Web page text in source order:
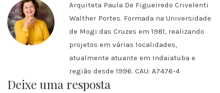
Arquiteta Paula De Figueiredo Crivelenti
Walther Portes. Formada na Universidade
de Mogi das Cruzes em 1981, realizando
projetos em várias localidades,
atualmente atuante em Indaiatuba e
região desde 1996. CAU: A7476-4
Deixe uma resposta